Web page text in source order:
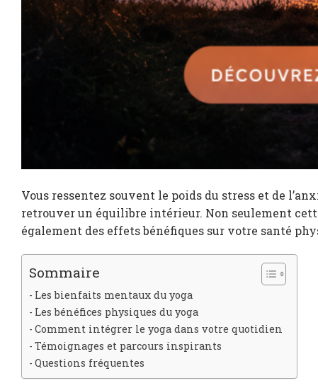
Vous ressentez souvent le poids du stress et de
retrouver un équilibre intérieur. Non seulement
également des effets bénéfiques sur votre santé
Sommaire
Les bienfaits mentaux du yoga
Les bénéfices physiques du yoga
Comment intégrer le yoga dans votre quotidien
Témoignages et parcours inspirants
Questions fréquentes